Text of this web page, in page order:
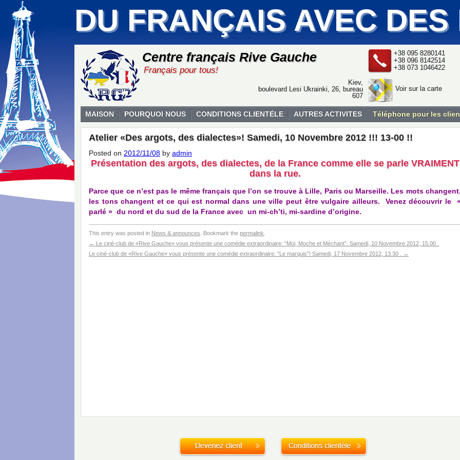
DU FRANÇAIS AVEC
Centre français Rive Gauche
Français pour tous!
+38 095 8280141
+38 096 8142514
+38 073 1046422
Voir sur la carte
Kiev,
boulevard Lesi Ukrainki, 26, bureau
607
MAISON POURQUOI NOUS CONDITIONS CLIENTÉLE AUTRES ACTIVITES Téléphone pour les
Atelier «Des argots, des dialectes»! Samedi, 10 Novembre 2012 !!! 13-00 !!
Posted on 2012/11/08 by admin
Présentation des argots, des dialectes, de la France comme elle se parle VRAIMENT
dans la rue.
Parce que ce n’est pas le même français que l’on se trouve à Lille, Paris ou Marseille. Les mots changent,
les tons changent et ce qui est normal dans une ville peut être vulgaire ailleurs. Venez découvrir le «
parlé » du nord et du sud de la France avec un mi-ch’ti, mi-sardine d’origine.
This entry was posted in News & announces . Bookmark the permalink
← Le ciné-club de «Rive Gauche» vous présente une comédie extraordinaire: “Moi, Moche et Méchant”. Samedi, 10 Novembre 2012, 15.00 .
Le ciné-club de «Rive Gauche» vous présente une comédie extraordinaire: “Le marquis”! Samedi, 17 Novembre 2012, 13.30 .
→